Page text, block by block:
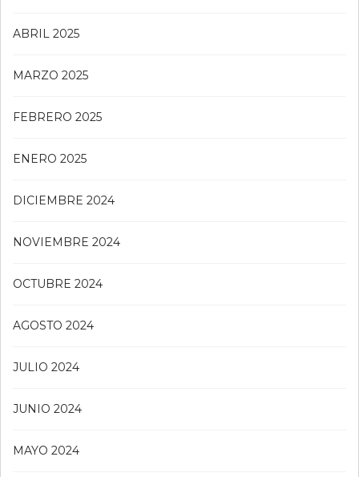
ABRIL 2025
MARZO 2025
FEBRERO 2025
ENERO 2025
DICIEMBRE 2024
NOVIEMBRE 2024
OCTUBRE 2024
AGOSTO 2024
JULIO 2024
JUNIO 2024
MAYO 2024